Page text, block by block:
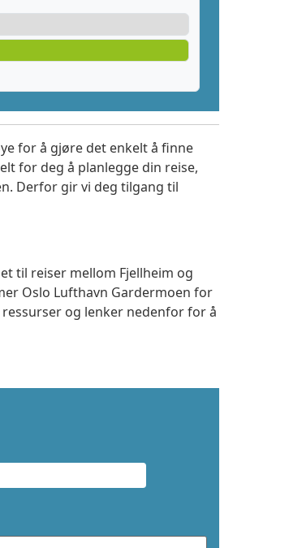
for å gjøre det enkelt å finne
for deg å planlegge din reise,
Derfor gir vi deg tilgang til
til reiser mellom Fjellheim og
Oslo Lufthavn Gardermoen for
og lenker nedenfor for å